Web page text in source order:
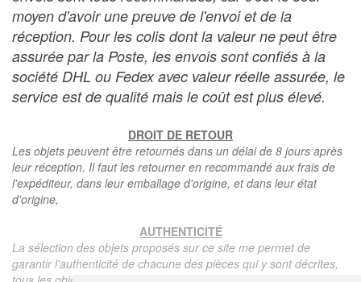
moyen d'avoir une preuve de l'envoi et de la
réception. Pour les colis dont la valeur ne peut être
assurée par la Poste, les envois sont confiés à la
société DHL ou Fedex avec valeur réelle assurée, le
service est de qualité mais le coût est plus élevé.
DROIT DE RETOUR
Les objets peuvent être retournés dans un délai de 8 jours après
leur réception. Il faut les retourner en recommandé aux frais de
l'expéditeur, dans leur emballage d'origine, et dans leur état
d'origine,
AUTHENTICITÉ
La sélection des objets proposés sur ce site me permet de
garantir l'authenticité de chacune des pièces qui y sont décrites,